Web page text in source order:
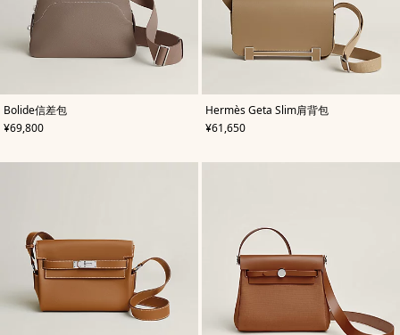
Bolide信差包
,颜
色:
米
然
,
价格
¥69,800
Hermès Geta Slim肩背包
,颜
色:
米
然
,
价格
¥61,650